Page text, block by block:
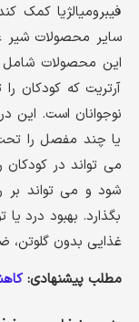
فیبرومیالژیا کمک
این محصولات شامل
آرتریت که کودکان
یا چند مفصل را
می تواند در
شود و می تواند بر
بگذارد. بهبود درد
غذایی بدون گلوتن،
مطلب پیشنهادی:کاهش